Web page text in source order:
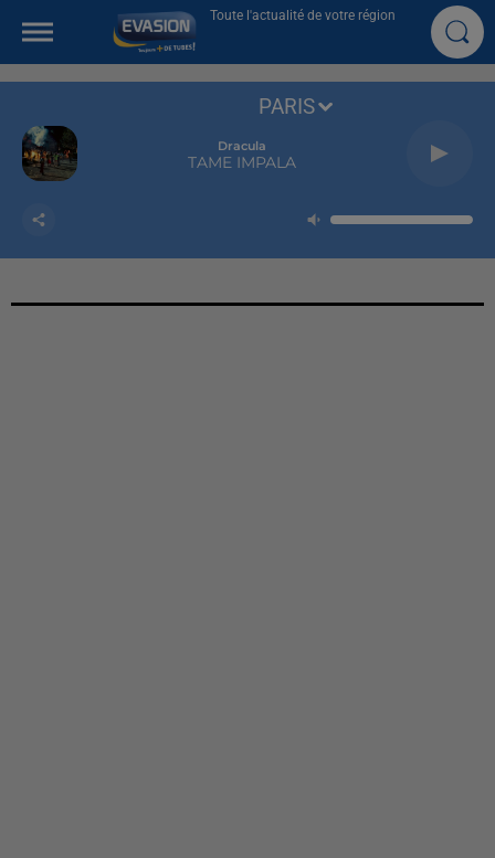
Toute l'actualité de votre région
Dracula
TAME IMPALA
PARIS